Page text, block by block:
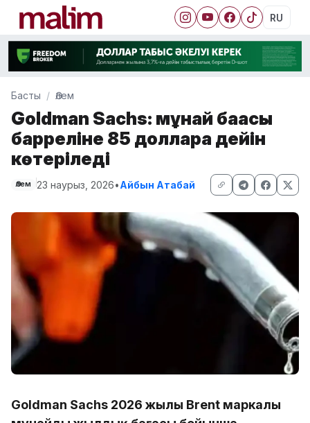
RU
Басты Әлем
Goldman Sachs: мұнай бағасы
барреліне 85 долларға дейін
көтеріледі
Әлем 23 наурыз, 2026•Айбын Атабай
Goldman Sachs 2026 жылы Brent маркалы